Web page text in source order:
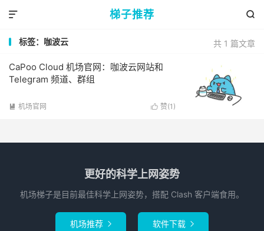
梯子推荐 

共 1 篇文章
标签：咖波云
CaPoo Cloud 机场官网：咖波云网站和
Telegram 频道、群组
 赞(1 )
 机场官网
更好的科学上网姿势
机场梯子是目前最佳科学上网姿势，搭配 Clash 客户端食用。
机场推荐  软件下载 